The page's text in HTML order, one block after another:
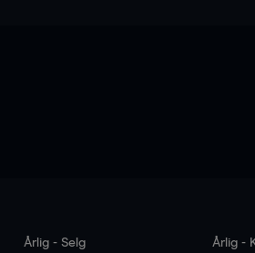
Årlig - Selg Årlig -